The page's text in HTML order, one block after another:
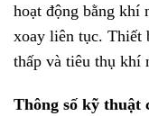
hoạt động bằng khí
xoay liên tục. Thiết
thấp và tiêu thụ khí
Thông số kỹ thuật